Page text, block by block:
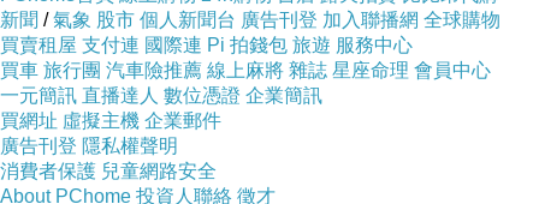
新聞 /氣象 股市 個人新聞台 廣告刊登 加入聯播網 全球購物
買賣租屋 支付連 國際連 Pi 拍錢包 旅遊 服務中心
買車 旅行團 汽車險推薦 線上麻將 雜誌 星座命理 會員中心
一元簡訊 直播達人 數位憑證 企業簡訊
買網址 虛擬主機 企業郵件
廣告刊登 隱私權聲明
消費者保護 兒童網路安全
About PChome 投資人聯絡 徵才